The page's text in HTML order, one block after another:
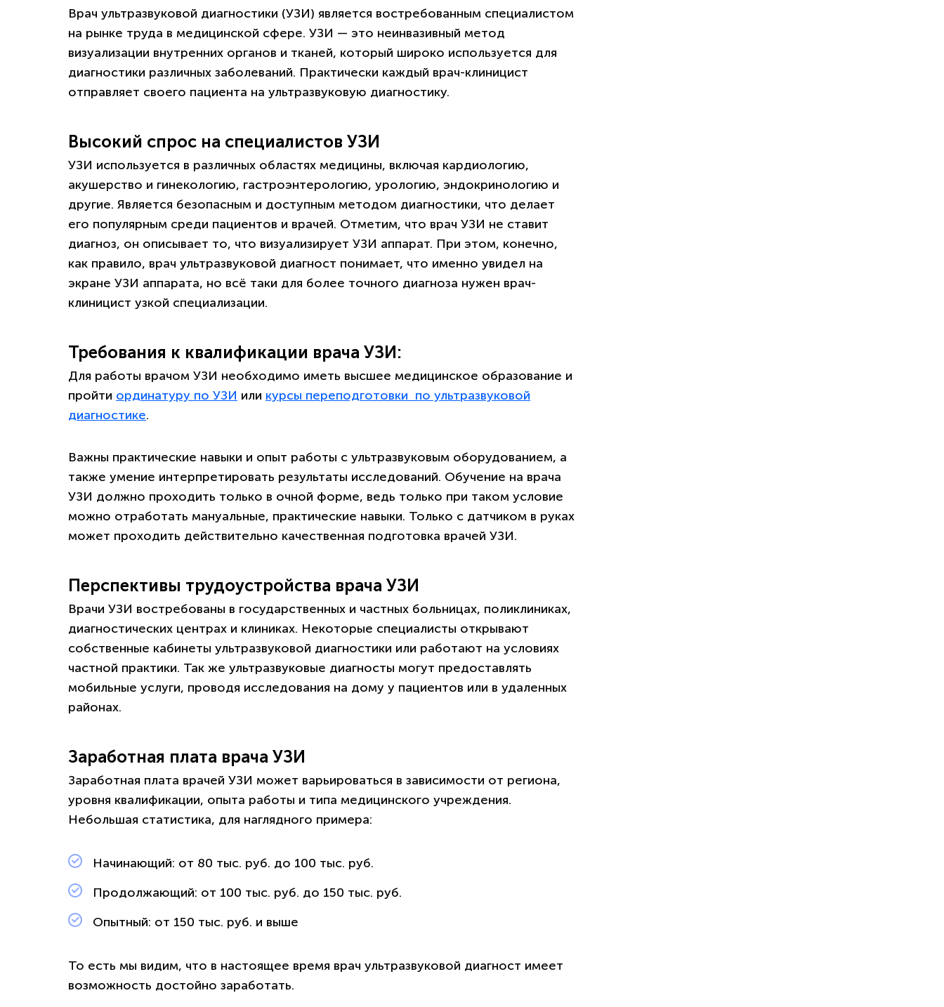
Врач ультразвуковой диагностики (УЗИ) является востребованным специалистом
на рынке труда в медицинской сфере. УЗИ — это неинвазивный метод
визуализации внутренних органов и тканей, который широко используется для
диагностики различных заболеваний. Практически каждый врач-клиницист
отправляет своего пациента на ультразвуковую диагностику.
Высокий спрос на специалистов УЗИ
УЗИ используется в различных областях медицины, включая кардиологию,
акушерство и гинекологию, гастроэнтерологию, урологию, эндокринологию и
другие. Является безопасным и доступным методом диагностики, что делает
его популярным среди пациентов и врачей. Отметим, что врач УЗИ не ставит
диагноз, он описывает то, что визуализирует УЗИ аппарат. При этом, конечно,
как правило, врач ультразвуковой диагност понимает, что именно увидел на
экране УЗИ аппарата, но всё таки для более точного диагноза нужен врач-
клиницист узкой специализации.
Требования к квалификации врача УЗИ:
Для работы врачом УЗИ необходимо иметь высшее медицинское образование и
пройти ординатуру по УЗИ или курсы переподготовки по ультразвуковой
диагностике.
Важны практические навыки и опыт работы с ультразвуковым оборудованием, а
также умение интерпретировать результаты исследований. Обучение на врача
УЗИ должно проходить только в очной форме, ведь только при таком условие
можно отработать мануальные, практические навыки. Только с датчиком в руках
может проходить действительно качественная подготовка врачей УЗИ.
Перспективы трудоустройства врача УЗИ
Врачи УЗИ востребованы в государственных и частных больницах, поликлиниках,
диагностических центрах и клиниках. Некоторые специалисты открывают
собственные кабинеты ультразвуковой диагностики или работают на условиях
частной практики. Так же ультразвуковые диагносты могут предоставлять
мобильные услуги, проводя исследования на дому у пациентов или в удаленных
районах.
Заработная плата врача УЗИ
Заработная плата врачей УЗИ может варьироваться в зависимости от региона,
уровня квалификации, опыта работы и типа медицинского учреждения.
Небольшая статистика, для наглядного примера:
Начинающий: от 80 тыс. руб. до 100 тыс. руб.
Продолжающий: от 100 тыс. руб. до 150 тыс. руб.
Опытный: от 150 тыс. руб. и выше
То есть мы видим, что в настоящее время врач ультразвуковой диагност имеет
возможность достойно заработать.